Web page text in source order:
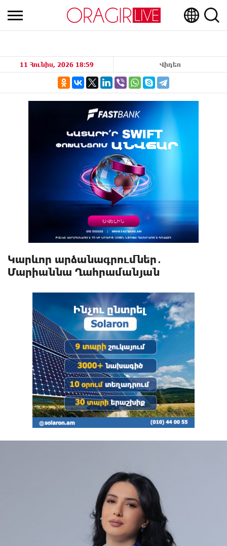
11 Հունիս, 2026 18:59 Վիդեո
Կարևոր արձանագրումներ․
Մարիաննա Ղահրամանյան